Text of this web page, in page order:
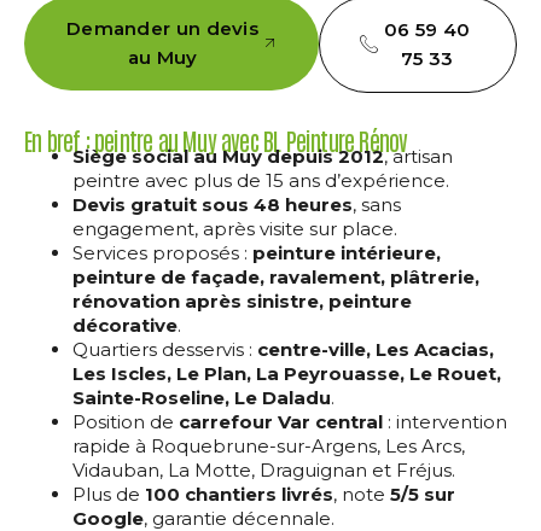
Demander un devis
au Muy
06 59 40
75 33
En bref : peintre au Muy avec BL Peinture Rénov
Siège social au Muy depuis 2012, artisan
peintre avec plus de 15 ans d’expérience.
Devis gratuit sous 48 heures, sans
engagement, après visite sur place.
Services proposés : peinture intérieure,
peinture de façade, ravalement, plâtrerie,
rénovation après sinistre, peinture
décorative.
Quartiers desservis : centre-ville, Les Acacias,
Les Iscles, Le Plan, La Peyrouasse, Le Rouet,
Sainte-Roseline, Le Daladu.
Position de carrefour Var central : intervention
rapide à Roquebrune-sur-Argens, Les Arcs,
Vidauban, La Motte, Draguignan et Fréjus.
Plus de 100 chantiers livrés, note 5/5 sur
Google, garantie décennale.